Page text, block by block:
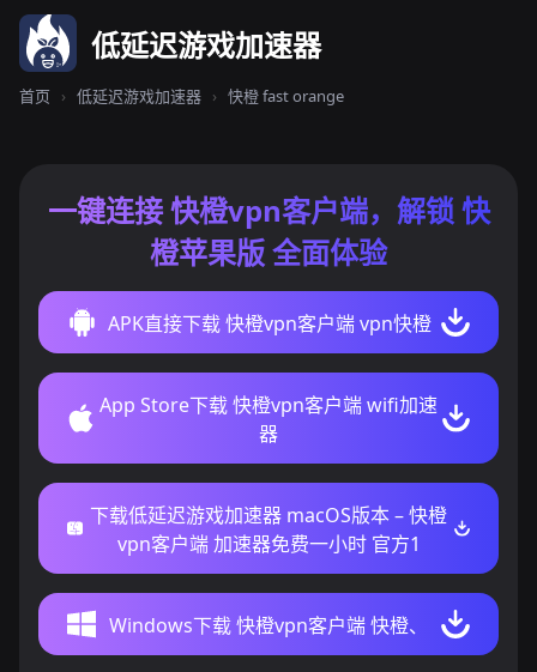
低延迟游戏加速器
首页 › 低延迟游戏加速器 › 快橙 fast orange
一键连接 快橙vpn客户端，解锁 快
橙苹果版 全面体验
APK直接下载 快橙vpn客户端 vpn快橙
App Store下载 快橙vpn客户端 wifi加速
器
下载低延迟游戏加速器 macOS版本 – 快橙
vpn客户端 加速器免费一小时 官方1
Windows下载 快橙vpn客户端 快橙、